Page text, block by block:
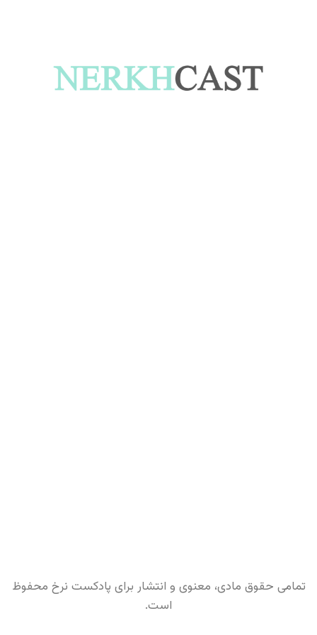
تمامی حقوق مادی، معنوی و انتشار برای پادکست نرخ محفوظ
است.